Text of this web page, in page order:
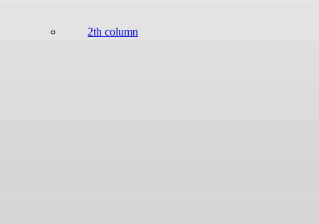
2th column